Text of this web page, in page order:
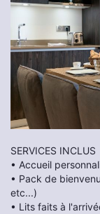
SERVICES INCLUS
• Accueil
• Pack de
etc...)
• Lits faits à